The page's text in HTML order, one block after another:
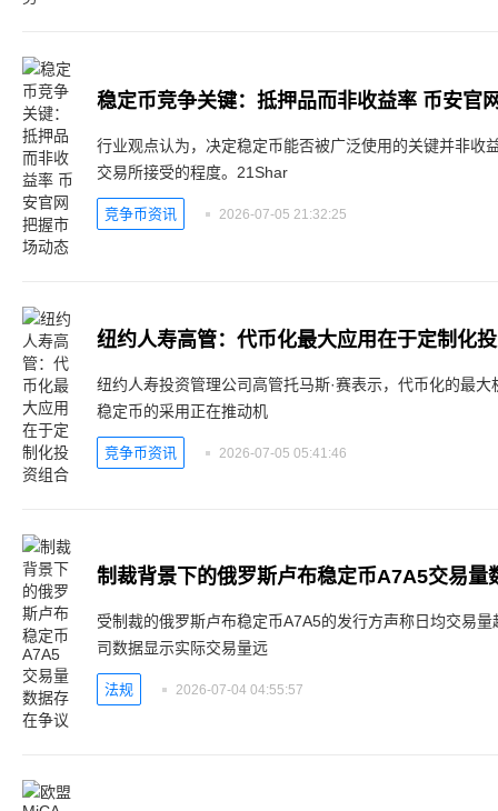
稳定币竞争关键：抵押品而非收益率 币安官
行业观点认为，决定稳定币能否被广泛使用的关键并非收
交易所接受的程度。21Shar
竞争币资讯 2026-07-05 21:32:25
纽约人寿高管：代币化最大应用在于定制化
纽约人寿投资管理公司高管托马斯·赛表示，代币化的最
稳定币的采用正在推动机
竞争币资讯 2026-07-05 05:41:46
制裁背景下的俄罗斯卢布稳定币A7A5交易量
受制裁的俄罗斯卢布稳定币A7A5的发行方声称日均交易
司数据显示实际交易量远
法规 2026-07-04 04:55:57